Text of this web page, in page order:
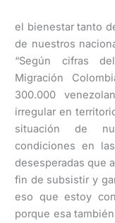
el bienestar tanto
de nuestros
“Según cifras
Migración
300.000
irregular en
situación de
condiciones en
desesperadas que
fin de subsistir y
eso que estoy
porque esa